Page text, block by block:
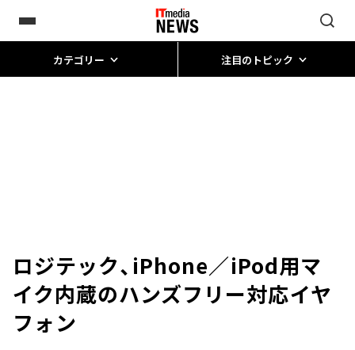
カテゴリー 注目のトピック
ロジテック、iPhone／iPod用マ
イク内蔵のハンズフリー対応イヤ
フォン